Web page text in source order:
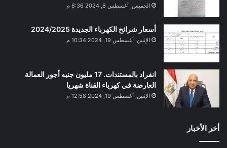
الخميس, أغسطس 8, 2024 8:36 م
أسعار شرائح الكهرباء الجديدة 2024/2025
الإثنين, أغسطس 19, 2024 10:34 م
انفراد بالمستندات. 17 مليون جنيه أجور العمالة
العارضة في كهرباء القناة شهريا
الإثنين, أغسطس 19, 2024 12:58 م
أخر الأخبار